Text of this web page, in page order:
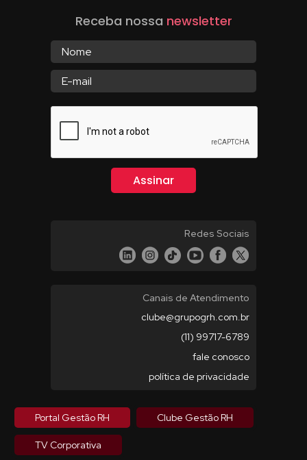
Receba nossa newsletter
Redes Sociais
Canais de Atendimento
clube@grupogrh.com.br
(11) 99717-6789
fale conosco
política de privacidade
Portal Gestão RH Clube Gestão RH
TV Corporativa